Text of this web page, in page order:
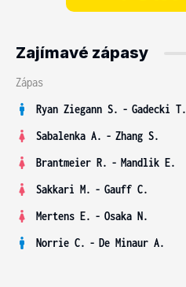
Zajímavé zápasy
Zápas
Ryan Ziegann S. - Gadecki T.
Sabalenka A. - Zhang S.
Brantmeier R. - Mandlik E.
Sakkari M. - Gauff C.
Mertens E. - Osaka N.
Norrie C. - De Minaur A.